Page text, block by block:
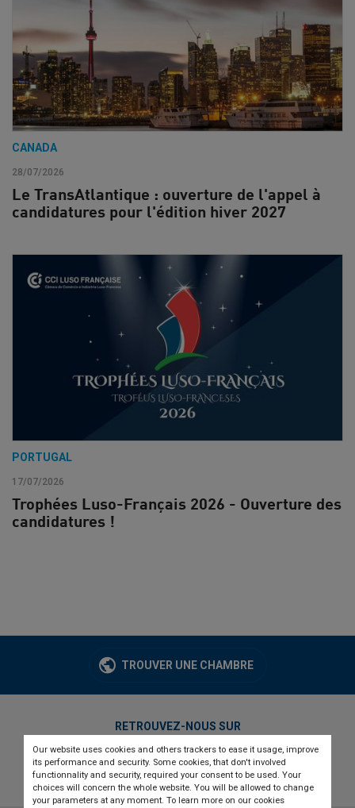
Our website uses cookies and others trackers to ease it usage, improve
its performance and security. Some cookies, that don't involved
functionnality and security, required your consent to be used. Your
choices will concern the whole website. You will be allowed to change
your parameters at any moment. To learn more on our cookies
CANADA
28/07/2026
Le TransAtlantique : ouverture de l'appel à
candidatures pour l'édition hiver 2027
PORTUGAL
17/07/2026
Trophées Luso-Français 2026 - Ouverture des
candidatures !
TROUVER UNE CHAMBRE
RETROUVEZ-NOUS SUR
twitterlinkedinyoutube